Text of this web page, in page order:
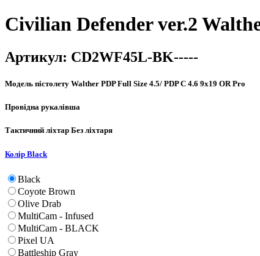
Civilian Defender ver.2
Артикул: CD2WF45L-BK-----
Модель пістолету Walther PDP Full Size 4.5/ PDP C 4.6 9x19 OR Pro
Провідна рукалівша
Тактичний ліхтар Без ліхтаря
Колір Black
Black
Coyote Brown
Olive Drab
MultiCam - Infused
MultiCam - BLACK
Pixel UA
Battleship Gray